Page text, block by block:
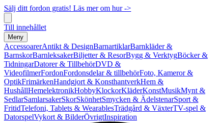
Sälj ditt fordon gratis! Läs mer om hur ->
Till innehållet
Meny
AccessoarerAntikt & DesignBarnartiklarBarnkläder &
BarnskorBarnleksakerBiljetter & ResorBygg & VerktygBöcker &
TidningarDatorer & TillbehörDVD &
VideofilmerFordonFordonsdelar & tillbehörFoto, Kameror &
OptikFrimärkenHandgjort & KonsthantverkHem &
HushållHemelektronikHobbyKlockorKläderKonstMusikMynt &
SedlarSamlarsakerSkorSkönhetSmycken & ÄdelstenarSport &
FritidTelefoni, Tablets & WearablesTrädgård & VäxterTV-spel &
DatorspelVykort & BilderÖvrigtInspiration